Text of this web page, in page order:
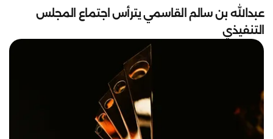
عبدالله بن سالم القاسمي يترأس اجتماع المجلس
التنفيذي